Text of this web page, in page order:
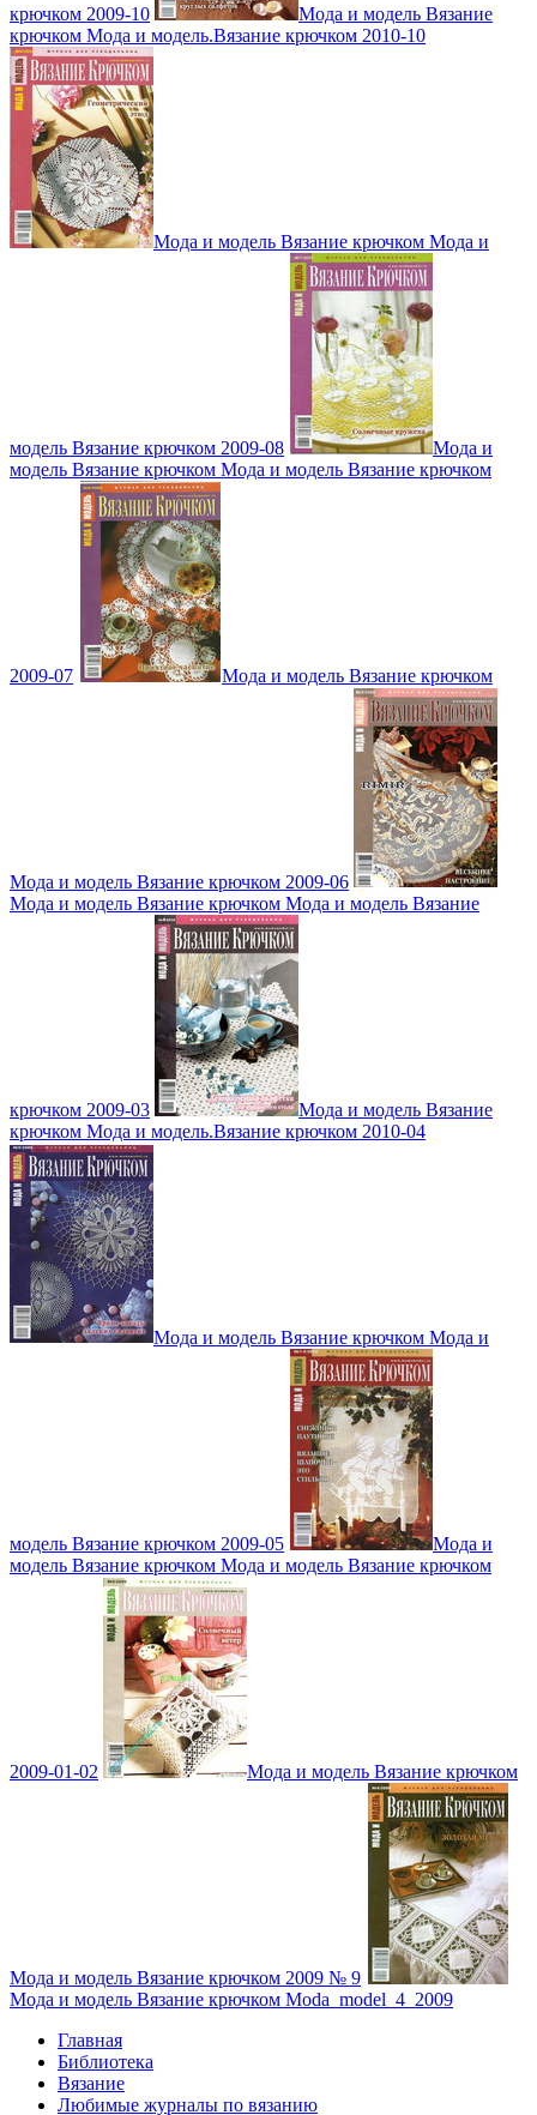
крючком 2009-10
Мода и модель Вязание
крючком Мода и модель.Вязание крючком 2010-10
Мода и модель Вязание крючком Мода и
модель Вязание крючком 2009-08
Мода и
модель Вязание крючком Мода и модель Вязание крючком
2009-07 Мода и модель Вязание крючком
Мода и модель Вязание крючком 2009-06
Мода и модель Вязание крючком Мода и модель Вязание
крючком 2009-03
Мода и модель Вязание
крючком Мода и модель.Вязание крючком 2010-04
Мода и модель Вязание крючком Мода и
модель Вязание крючком 2009-05
Мода и
модель Вязание крючком Мода и модель Вязание крючком
2009-01-02 Мода и модель Вязание крючком
Мода и модель Вязание крючком 2009 № 9
Мода и модель Вязание крючком Moda_model_4_2009
Главная
Библиотека
Вязание
Любимые журналы по вязанию